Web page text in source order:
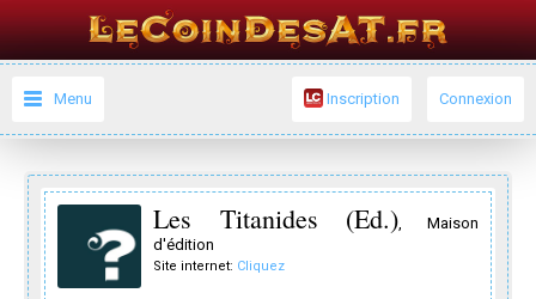
Inscription Connexion
Menu
Les Titanides (Ed.), Maison
d'édition
Site internet: Cliquez